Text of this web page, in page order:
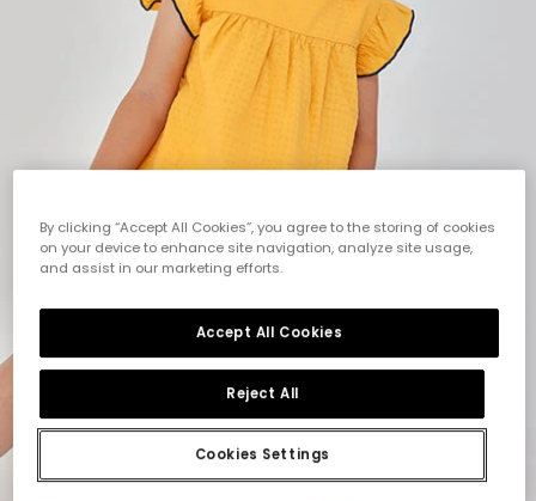
By clicking “Accept All Cookies”, you agree to the storing of cookies
on your device to enhance site navigation, analyze site usage,
and assist in our marketing efforts.
Cookies Settings
Reject All
Accept All Cookies